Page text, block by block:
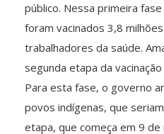
público. Nessa primeira
foram vacinados 3,8
trabalhadores da saúde.
segunda etapa da
Para esta fase, o governo
povos indígenas, que
etapa, que começa em 9